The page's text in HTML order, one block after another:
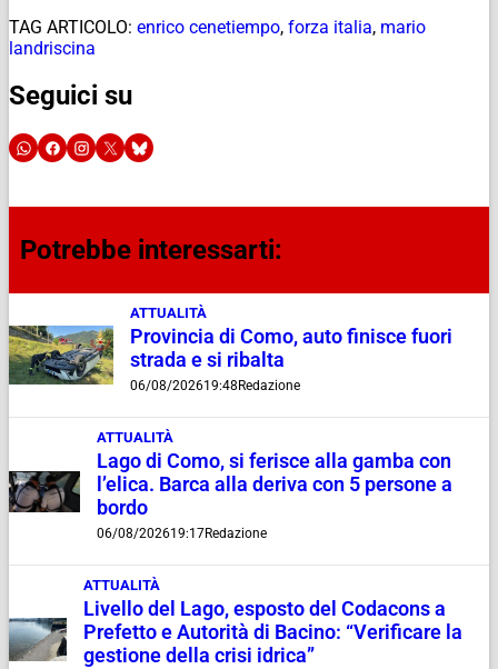
TAG ARTICOLO: enrico cenetiempo, forza italia, mario
landriscina
Seguici su
Potrebbe interessarti:
ATTUALITÀ
Provincia di Como, auto finisce fuori
strada e si ribalta
06/08/202619:48 Redazione
ATTUALITÀ
Lago di Como, si ferisce alla gamba con
l’elica. Barca alla deriva con 5 persone a
bordo
06/08/202619:17Redazione
ATTUALITÀ
Livello del Lago, esposto del Codacons a
Prefetto e Autorità di Bacino: “Verificare la
gestione della crisi idrica”